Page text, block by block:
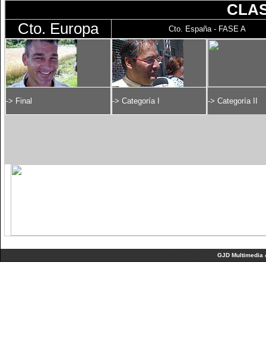
Cto. Europa
Cto. España - FASE A
-> Final -> Categoría I -> Categoría II
GJD Multimedia